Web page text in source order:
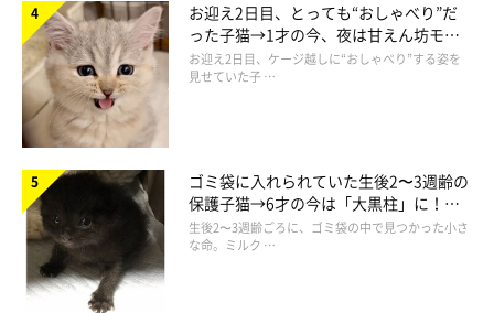
お迎え2日目、とっても“おしゃべり”だ
った子猫→1才の今、夜は甘えん坊モー
ドになるコに成長！
お迎え2日目、ケージ越しに“おしゃべり”する姿を
見せていた子 …
ゴミ袋に入れられていた生後2〜3週齢の
保護子猫→6才の今は「大黒柱」に！
美しい黒猫に成長した姿にグッとくる
生後2〜3週齢ごろに、ゴミ袋の中で見つかった小さ
な命。ミルク …